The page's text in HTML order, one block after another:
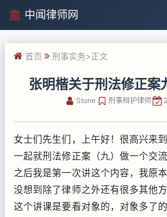
中闻律师网
首页 刑事实务>正文
张明楷关于刑法修正案
Stone 刑事辩护律师
女士们先生们，上午好！很高兴来
一起就刑法修正案（九）做一个交
之后我是第一次讲这个内容，我原
没想到除了律师之外还有很多其他
这个讲课是要看对象的，对象多了